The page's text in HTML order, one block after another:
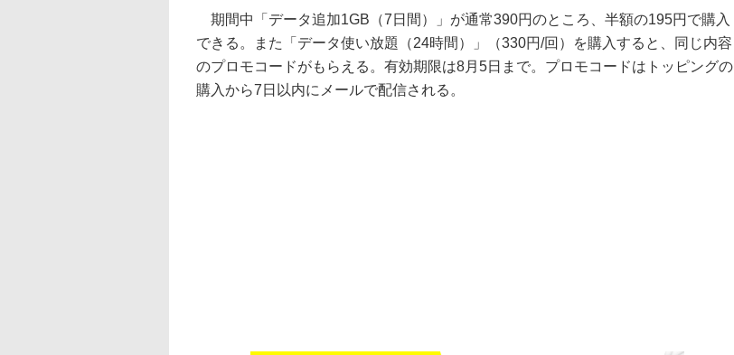
期間中「データ追加1GB（7日間）」が通常390円のところ、半額の195円で購入
できる。また「データ使い放題（24時間）」（330円/回）を購入すると、同じ内容
のプロモコードがもらえる。有効期限は8月5日まで。プロモコードはトッピングの
購入から7日以内にメールで配信される。